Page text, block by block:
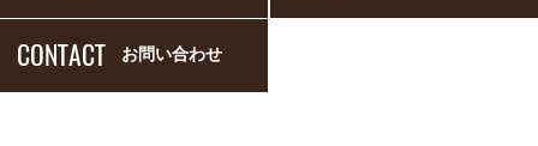
CONTACT お問い合わせ